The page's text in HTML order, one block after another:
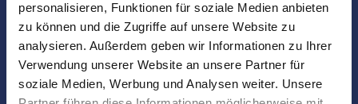
personalisieren, Funktionen für soziale Medien anbieten
zu können und die Zugriffe auf unsere Website zu
analysieren. Außerdem geben wir Informationen zu Ihrer
Verwendung unserer Website an unsere Partner für
soziale Medien, Werbung und Analysen weiter. Unsere
Besichtigungen
Begleitung und Unterstützung bei der Objekt-
Übergabe